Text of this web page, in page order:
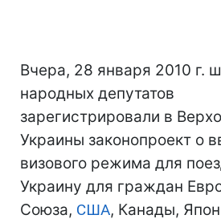
Вчера, 28 января 2010 г.
народных депутатов
зарегистрировали в
Украины законопроект о
визового режима для
Украину для граждан
Союза, США, Канады,